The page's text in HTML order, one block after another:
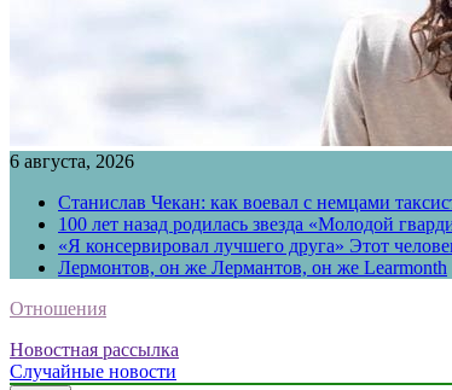
6 августа, 2026
Станислав Чекан: как воевал с немцами
100 лет назад родилась звезда «Молодой
«Я консервировал лучшего друга» Этот
Лермонтов, он же Лермантов, он же Learmonth
Отношения
Новостная рассылка
Случайные новости